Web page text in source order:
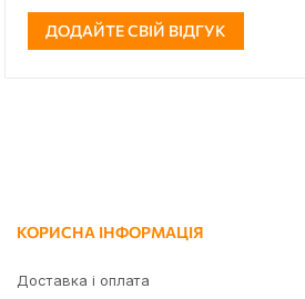
ДОДАЙТЕ СВІЙ ВІДГУК
КОРИСНА ІНФОРМАЦІЯ
Доставка і оплата